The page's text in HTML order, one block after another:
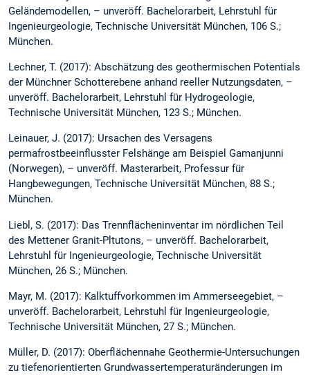
Geländemodellen, – unveröff. Bachelorarbeit, Lehrstuhl für
Ingenieurgeologie, Technische Universität München, 106 S.;
München.
Lechner, T. (2017): Abschätzung des geothermischen Potentials
der Münchner Schotterebene anhand reeller Nutzungsdaten, –
unveröff. Bachelorarbeit, Lehrstuhl für Hydrogeologie,
Technische Universität München, 123 S.; München.
Leinauer, J. (2017): Ursachen des Versagens
permafrostbeeinflusster Felshänge am Beispiel Gamanjunni
(Norwegen), – unveröff. Masterarbeit, Professur für
Hangbewegungen, Technische Universität München, 88 S.;
München.
Liebl, S. (2017): Das Trennflächeninventar im nördlichen Teil
des Mettener Granit-Pltutons, – unveröff. Bachelorarbeit,
Lehrstuhl für Ingenieurgeologie, Technische Universität
München, 26 S.; München.
Mayr, M. (2017): Kalktuffvorkommen im Ammerseegebiet, –
unveröff. Bachelorarbeit, Lehrstuhl für Ingenieurgeologie,
Technische Universität München, 27 S.; München.
Müller, D. (2017): Oberflächennahe Geothermie-Untersuchungen
zu tiefenorientierten Grundwassertemperaturänderungen im